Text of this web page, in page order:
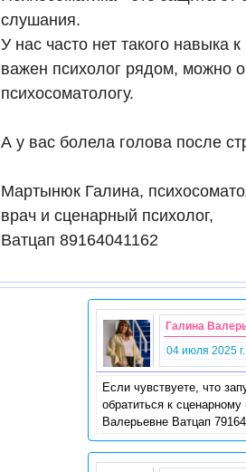
слушания.
У нас часто нет такого навыка
важен психолог рядом, можно
психосоматологу.
А у вас болела голова после
Мартынюк Галина,
врач и сценарный психолог,
Ватцап 89164041162
Галина
04 июля 2025
Если чувствуете, что
обратиться к
Валерьевне Ватцап